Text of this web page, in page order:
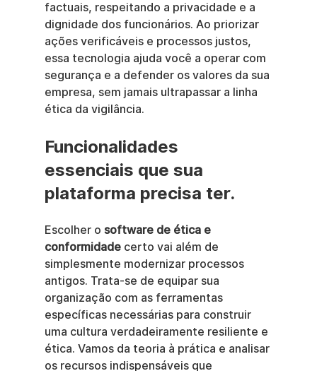
factuais, respeitando a privacidade e a
dignidade dos funcionários. Ao priorizar
ações verificáveis e processos justos,
essa tecnologia ajuda você a operar com
segurança e a defender os valores da sua
empresa, sem jamais ultrapassar a linha
ética da vigilância.
Funcionalidades
essenciais que sua
plataforma precisa ter.
Escolher o software de ética e
conformidade certo vai além de
simplesmente modernizar processos
antigos. Trata-se de equipar sua
organização com as ferramentas
específicas necessárias para construir
uma cultura verdadeiramente resiliente e
ética. Vamos da teoria à prática e analisar
os recursos indispensáveis que